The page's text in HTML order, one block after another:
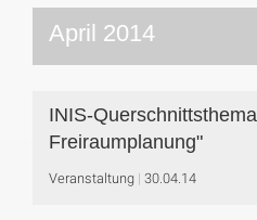
April 2014
INIS-
Freiraumplanung"
Veranstaltung 30.04.14